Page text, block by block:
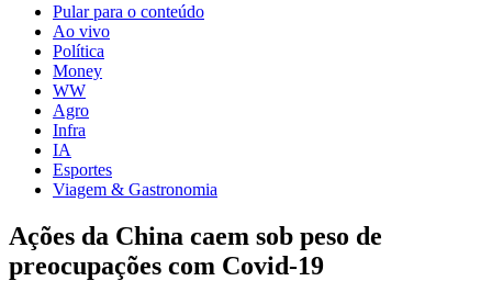
Pular para o conteúdo
Ao vivo
Política
Money
WW
Agro
Infra
IA
Esportes
Viagem & Gastronomia
Ações da China caem sob peso de
preocupações com Covid-19